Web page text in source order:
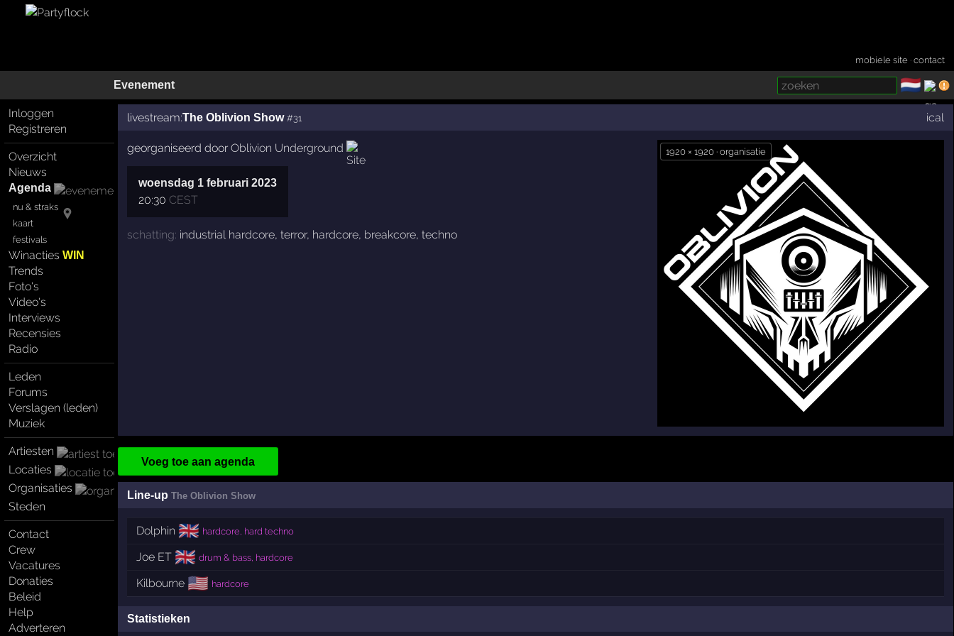
mobiele site ·contact
Evenement 🇳🇱
Inloggen
Registreren
Overzicht
Nieuws
Agenda
nu & straks
kaart
festivals
WinactiesWIN
Trends
Foto's
Video's
Interviews
Recensies
Radio
Leden
Forums
Verslagen (leden)
Muziek
Artiesten
Locaties
Organisaties
Steden
Contact
Crew
Vacatures
Donaties
Beleid
Help
Adverteren
livestream:The Oblivion Show #31 ical
1920 × 1920 · organisatie
georganiseerd door Oblivion Underground
woensdag 1 februari 2023
20:30 CEST
schatting: industrial hardcore, terror, hardcore, breakcore, techno
Voeg toe aan agenda
Line-up The Oblivion Show
Dolphin 🇬🇧 hardcore, hard techno
Joe ET 🇬🇧 drum & bass, hardcore
Kilbourne 🇺🇸 hardcore
Statistieken